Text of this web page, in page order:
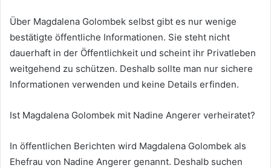
Über Magdalena Golombek selbst gibt es nur wenige
bestätigte öffentliche Informationen. Sie steht nicht
dauerhaft in der Öffentlichkeit und scheint ihr Privatleben
weitgehend zu schützen. Deshalb sollte man nur sichere
Informationen verwenden und keine Details erfinden.
Ist Magdalena Golombek mit Nadine Angerer verheiratet?
In öffentlichen Berichten wird Magdalena Golombek als
Ehefrau von Nadine Angerer genannt. Deshalb suchen